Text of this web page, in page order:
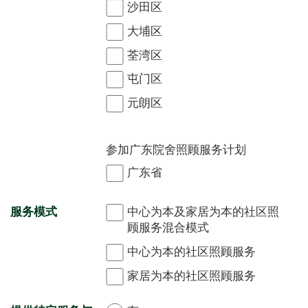
沙田区
大埔区
荃湾区
屯门区
元朗区
参加广东院舍照顾服务计划
广东省
服务模式
中心为本及家居为本的社区照
顾服务混合模式
中心为本的社区照顾服务
家居为本的社区照顾服务